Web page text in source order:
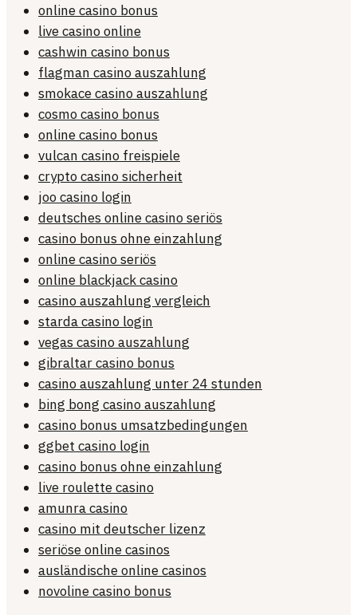
online casino bonus
live casino online
cashwin casino bonus
flagman casino auszahlung
smokace casino auszahlung
cosmo casino bonus
online casino bonus
vulcan casino freispiele
crypto casino sicherheit
joo casino login
deutsches online casino seriös
casino bonus ohne einzahlung
online casino seriös
online blackjack casino
casino auszahlung vergleich
starda casino login
vegas casino auszahlung
gibraltar casino bonus
casino auszahlung unter 24 stunden
bing bong casino auszahlung
casino bonus umsatzbedingungen
ggbet casino login
casino bonus ohne einzahlung
live roulette casino
amunra casino
casino mit deutscher lizenz
seriöse online casinos
ausländische online casinos
novoline casino bonus